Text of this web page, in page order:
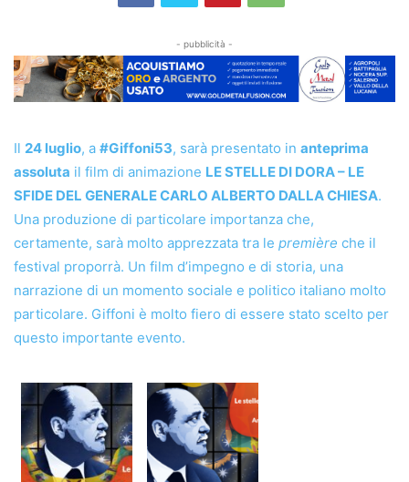
- pubblicità -
Il 24 luglio, a #Giffoni53, sarà presentato in anteprima
assoluta il film di animazione LE STELLE DI DORA – LE
SFIDE DEL GENERALE CARLO ALBERTO DALLA CHIESA.
Una produzione di particolare importanza che,
certamente, sarà molto apprezzata tra le première che il
festival proporrà. Un film d’impegno e di storia, una
narrazione di un momento sociale e politico italiano molto
particolare. Giffoni è molto fiero di essere stato scelto per
questo importante evento.